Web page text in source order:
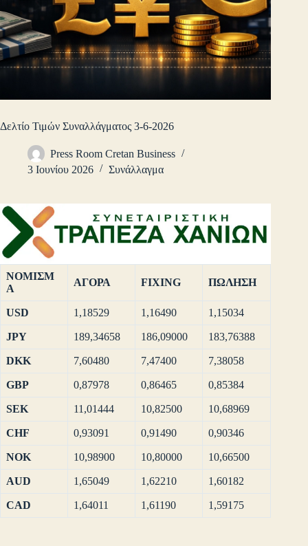
Δελτίο Τιμών Συναλλάγματος 3-6-2026
Press Room Cretan Business
3 Ιουνίου 2026
Συνάλλαγμα
ΝΟΜΙΣΜ
Α
ΑΓΟΡΑ FIXING ΠΩΛΗΣΗ
USD 1,18529 1,16490 1,15034
JPY 189,34658 186,09000 183,76388
DKK 7,60480 7,47400 7,38058
GBP 0,87978 0,86465 0,85384
SEK 11,01444 10,82500 10,68969
CHF 0,93091 0,91490 0,90346
NOK 10,98900 10,80000 10,66500
AUD 1,65049 1,62210 1,60182
CAD 1,64011 1,61190 1,59175